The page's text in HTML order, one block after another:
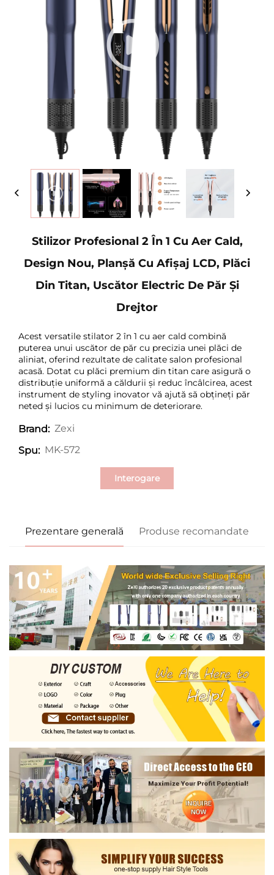
Stilizor Profesional 2 În 1 Cu Aer Cald,
Design Nou, Planșă Cu Afișaj LCD, Plăci
Din Titan, Uscător Electric De Păr Și
Drejtor
Acest versatile stilator 2 în 1 cu aer cald combină
puterea unui uscător de păr cu precizia unei plăci de
aliniat, oferind rezultate de calitate salon profesional
acasă. Dotat cu plăci premium din titan care asigură o
distribuție uniformă a căldurii și reduc încâlcirea, acest
instrument de styling inovator vă ajută să obțineți păr
neted și lucios cu minimum de deteriorare.
Brand: Zexi
Spu: MK-572
Interogare
Prezentare generală Produse recomandate